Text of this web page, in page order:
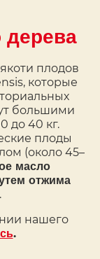
дерева
плодов
которые
большими
до 40 кг.
плоды
(около 45–
масло
отжима
.
нашего
.